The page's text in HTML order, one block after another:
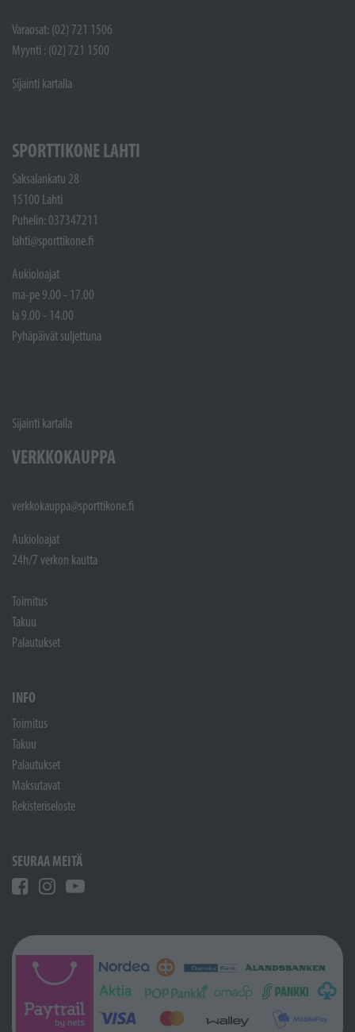
Varaosat: (02) 721 1506
Myynti : (02) 721 1500
Sijainti kartalla
SPORTTIKONE LAHTI
Saksalankatu 28
15100 Lahti
Puhelin: 037347211
lahti@sporttikone.fi
Aukioloajat
ma-pe 9.00 - 17.00
la 9.00 - 14.00
Pyhäpäivät suljettuna
Sijainti kartalla
VERKKOKAUPPA
verkkokauppa@sporttikone.fi
Aukioloajat
24h/7 verkon kautta
Toimitus
Takuu
Palautukset
INFO
Toimitus
Takuu
Palautukset
Maksutavat
Rekisteriseloste
SEURAA MEITÄ